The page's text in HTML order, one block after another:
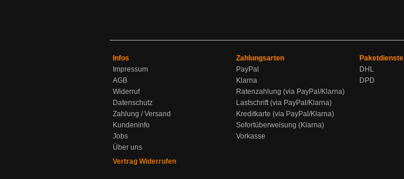
Infos
Impressum
AGB
Widerruf
Datenschutz
Zahlung / Versand
Kundeninfo
Jobs
Über uns
Vertrag Widerrufen
Zahlungsarten
PayPal
Klarna
Ratenzahlung (via PayPal/Klarna)
Lastschrift (via PayPal/Klarna)
Kreditkarte (via PayPal/Klarna)
Sofortüberweisung (Klarna)
Vorkasse
Paketdienste
DHL
DPD